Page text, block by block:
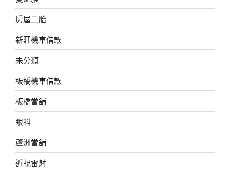
房屋二胎
新莊機車借款
未分類
板橋機車借款
板橋當舖
眼科
蘆洲當舖
近視雷射